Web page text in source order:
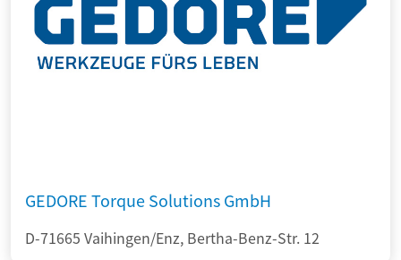
GEDORE Torque Solutions GmbH
D-71665 Vaihingen/Enz, Bertha-Benz-Str. 12